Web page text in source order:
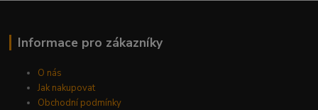
Informace pro zákazníky
O nás
Jak nakupovat
Obchodní podmínky